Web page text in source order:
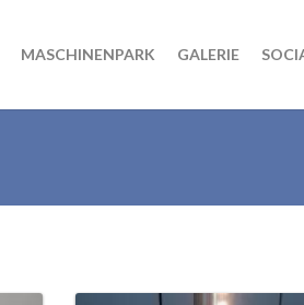
MASCHINENPARK GALERIE